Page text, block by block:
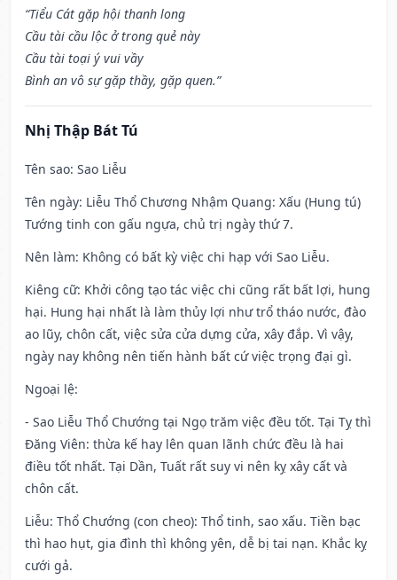
“Tiểu Cát gặp hội thanh long
Cầu tài cầu lộc ở trong quẻ này
Cầu tài toại ý vui vầy
Bình an vô sự gặp thầy, gặp quen.”
Nhị Thập Bát Tú
Tên sao: Sao Liễu
Tên ngày: Liễu Thổ Chương Nhậm Quang: Xấu (Hung tú)
Tướng tinh con gấu ngựa, chủ trị ngày thứ 7.
Nên làm: Không có bất kỳ việc chi hạp với Sao Liễu.
Kiêng cữ: Khởi công tạo tác việc chi cũng rất bất lợi, hung
hại. Hung hại nhất là làm thủy lợi như trổ tháo nước, đào
ao lũy, chôn cất, việc sửa cửa dựng cửa, xây đắp. Vì vậy,
ngày nay không nên tiến hành bất cứ việc trọng đại gì.
Ngoại lệ:
- Sao Liễu Thổ Chướng tại Ngọ trăm việc đều tốt. Tại Tỵ thì
Đăng Viên: thừa kế hay lên quan lãnh chức đều là hai
điều tốt nhất. Tại Dần, Tuất rất suy vi nên kỵ xây cất và
chôn cất.
Liễu: Thổ Chướng (con cheo): Thổ tinh, sao xấu. Tiền bạc
thì hao hụt, gia đình thì không yên, dễ bị tai nạn. Khắc kỵ
cưới gả.